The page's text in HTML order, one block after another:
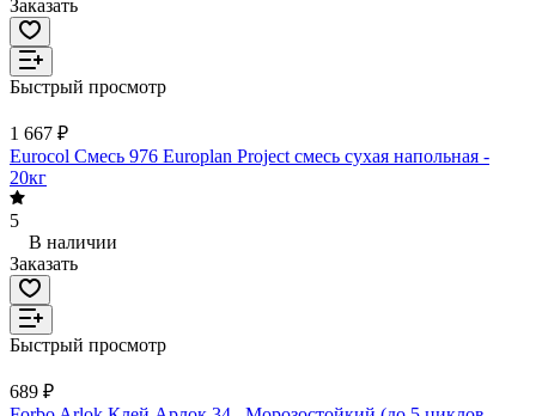
Заказать
Быстрый просмотр
1 667 ₽
Eurocol Смесь 976 Europlan Project смесь сухая напольная -
20кг
5
В наличии
Заказать
Быстрый просмотр
689 ₽